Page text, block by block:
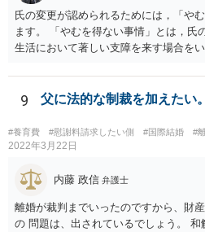
氏の変更が認められるためには，「や
ます。 「やむを得ない事情」とは，氏
生活において著しい支障を来す場合を
由は，「やむを得ない事情」には該当
てもらうことは難しいと思います。
9 父に法的な制裁を加えたい。
#養育費 #慰謝料請求したい側 #国際結婚 #
2022年3月22日
内藤 政信 弁護士
離婚が裁判までいったのですから、財
の 問題は、出されているでしょう。